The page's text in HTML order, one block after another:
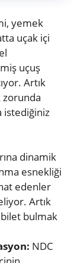
yemek
uçak içi
uçuş
Artık
istediğiniz
dinamik
esnekliği
edenler
Artık
bulmak
NDC